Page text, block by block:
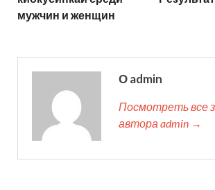
мужчин и женщин
О admin
Посмотреть все
автора admin →